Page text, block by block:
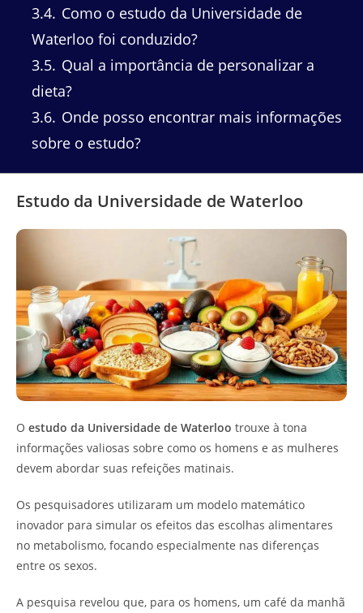
3.4 Como o estudo da Universidade de
Waterloo foi conduzido?
3.5 Qual a importância de personalizar a
dieta?
3.6 Onde posso encontrar mais informações
sobre o estudo?
Estudo da Universidade de Waterloo
O estudo da Universidade de Waterloo trouxe à tona
informações valiosas sobre como os homens e as mulheres
devem abordar suas refeições matinais.
Os pesquisadores utilizaram um modelo matemático
inovador para simular os efeitos das escolhas alimentares
no metabolismo, focando especialmente nas diferenças
entre os sexos.
A pesquisa revelou que, para os homens, um café da manhã